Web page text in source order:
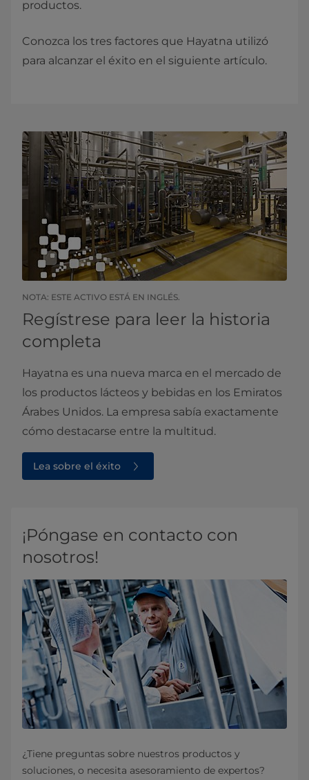
productos.
Conozca los tres factores que Hayatna utilizó
para alcanzar el éxito en el siguiente artículo.
NOTA: ESTE ACTIVO ESTÁ EN INGLÉS.​​
Regístrese para leer la historia
completa
Hayatna es una nueva marca en el mercado de
los productos lácteos y bebidas en los Emiratos
Árabes Unidos. La empresa sabía exactamente
cómo destacarse entre la multitud.
Lea sobre el éxito
¡Póngase en contacto con
nosotros!
¿Tiene preguntas sobre nuestros productos y
soluciones, o necesita asesoramiento de expertos?